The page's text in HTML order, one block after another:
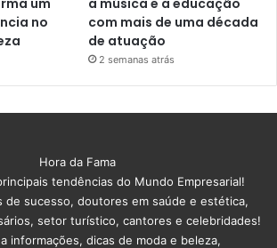
no
com mais de uma década
de atuação
2 semanas atrás
Hora da Fama
tendências do Mundo Empresarial!
de sucesso, doutores em saúde e estética,
setor turístico, cantores e celebridades!
informações, dicas de moda e beleza,